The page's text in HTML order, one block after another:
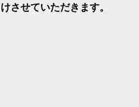
けさせていただきます。